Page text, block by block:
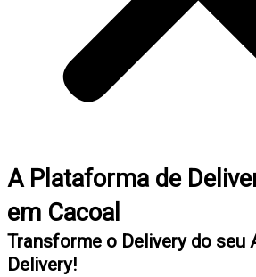
A Plataforma de
em Cacoal
Transforme o Delivery do seu
Delivery!